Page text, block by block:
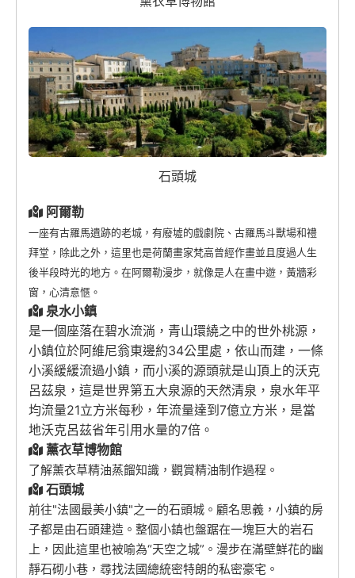
石頭城
阿爾勒
一座有古羅馬遺跡的老城，有廢墟的戲劇院、古羅馬斗獸場和禮
拜堂，除此之外，這里也是荷蘭畫家梵高曾經作畫並且度過人生
後半段時光的地方。在阿爾勒漫步，就像是人在畫中遊，黃牆彩
窗，心清意愜。
泉水小鎮
是一個座落在碧水流淌，青山環繞之中的世外桃源，
小鎮位於阿維尼翁東邊約34公里處，依山而建，一條
小溪緩緩流過小鎮，而小溪的源頭就是山頂上的沃克
呂茲泉，這是世界第五大泉源的天然清泉，泉水年平
均流量21立方米每秒，年流量達到7億立方米，是當
地沃克呂茲省年引用水量的7倍。
薰衣草博物館
了解薰衣草精油蒸餾知識，觀賞精油制作過程。
石頭城
前往"法國最美小鎮"之一的石頭城。顧名思義，小鎮的房
子都是由石頭建造。整個小鎮也盤踞在一塊巨大的岩石
上，因此這里也被喻為“天空之城”。漫步在滿壁鮮花的幽
靜石砌小巷，尋找法國總統密特朗的私密豪宅。